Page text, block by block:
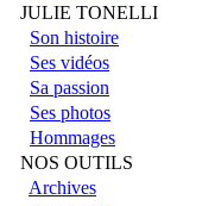
JULIE TONELLI
Son histoire
Ses vidéos
Sa passion
Ses photos
Hommages
NOS OUTILS
Archives